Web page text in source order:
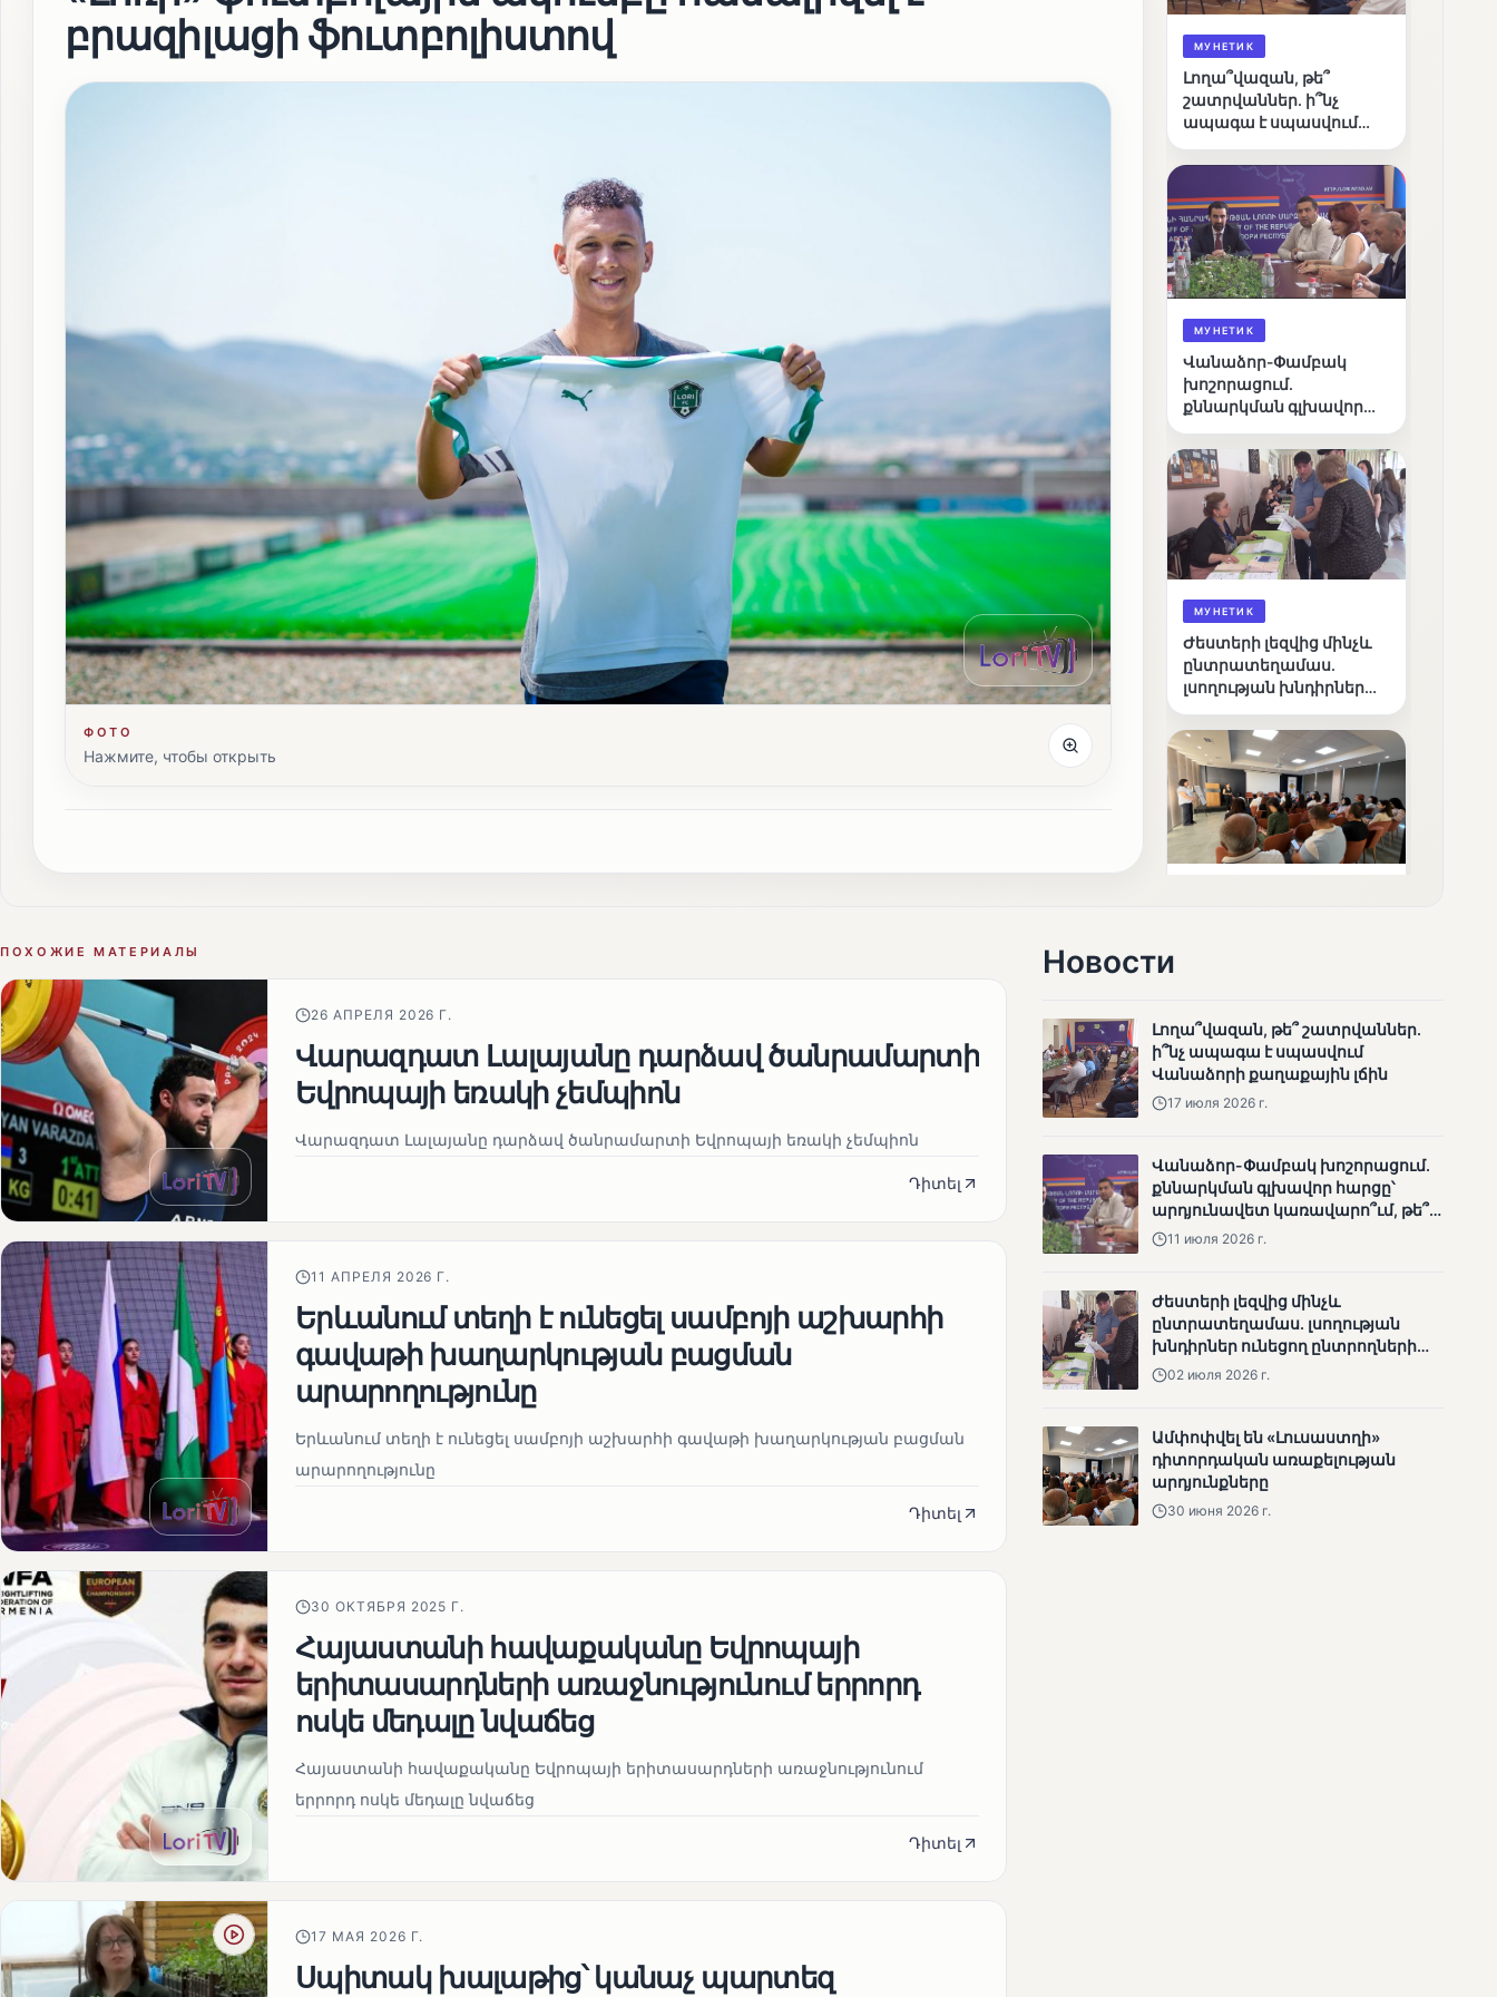
բրազիլացի ֆուտբոլիստով
ФОТО
Нажмите, чтобы открыть
МУНЕТИК
Լողա՞վազան, թե՞
շատրվաններ. ի՞նչ
ապագա է սպասվում
լճին
МУНЕТИК
Վանաձոր-Փամբակ
խոշորացում.
քննարկման գլխավոր
կառավարո՞ւմ, թե՞
քաղաքական նպատակ
МУНЕТИК
Ժեստերի լեզվից մինչև
ընտրատեղամաս.
լսողության խնդիրներ
ճանապարհը
МУНЕТИК
Ոչ միայն ընտրող, այլև
որոշում կայացնող
МУНЕТИК
Շարունակվում են
Փամբակ գետում
անհետացած
ПОХОЖИЕ МАТЕРИАЛЫ
26 АПРЕЛЯ 2026 Г.
Վարազդատ Լալայանը դարձավ ծանրամարտի
Եվրոպայի եռակի չեմպիոն
Վարազդատ Լալայանը դարձավ ծանրամարտի Եվրոպայի եռակի չեմպիոն
Դիտել
11 АПРЕЛЯ 2026 Г.
Երևանում տեղի է ունեցել սամբոյի աշխարհի
գավաթի խաղարկության բացման
արարողությունը
Երևանում տեղի է ունեցել սամբոյի աշխարհի գավաթի խաղարկության բացման
արարողությունը
Դիտել
30 ОКТЯБРЯ 2025 Г.
Հայաստանի հավաքականը Եվրոպայի
երիտասարդների առաջնությունում երրորդ
ոսկե մեդալը նվաճեց
Հայաստանի հավաքականը Եվրոպայի երիտասարդների առաջնությունում
երրորդ ոսկե մեդալը նվաճեց
Դիտել
17 МАЯ 2026 Г.
Սպիտակ խալաթից՝ կանաչ պարտեզ
Новости
Լողա՞վազան, թե՞ շատրվաններ.
ի՞նչ ապագա է սպասվում
Վանաձորի քաղաքային լճին
17 июля 2026 г.
Վանաձոր-Փամբակ խոշորացում.
քննարկման գլխավոր հարցը՝
արդյունավետ կառավարո՞ւմ, թե՞
քաղաքական նպատակ
11 июля 2026 г.
Ժեստերի լեզվից մինչև
ընտրատեղամաս. լսողության
խնդիրներ ունեցող ընտրողների
ճանապարհը
02 июля 2026 г.
Ամփոփվել են «Լուսաստղի»
դիտորդական առաքելության
արդյունքները
30 июня 2026 г.